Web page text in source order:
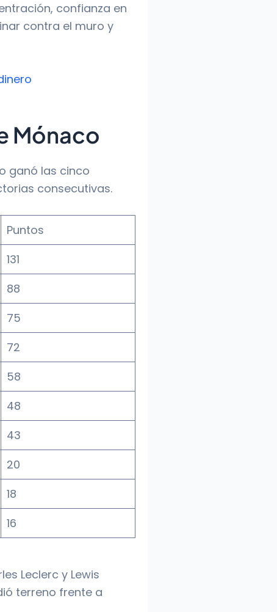
confianza en
contra el muro y
Mónaco
ganó las cinco
consecutivas.
Puntos
131
88
75
72
58
48
43
20
18
16
Leclerc y Lewis
terreno frente a